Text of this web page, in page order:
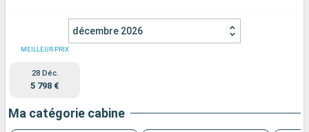
décembre 2026
MEILLEUR PRIX
28 Déc.
5 798 €
Ma catégorie cabine
Ports Compagnies